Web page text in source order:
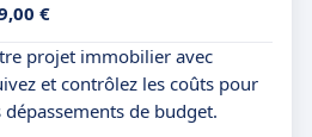
€
projet immobilier avec
et contrôlez les coûts pour
de budget.